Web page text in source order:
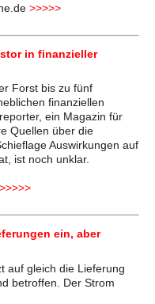
>>>>>
in finanzieller
Forst bis zu fünf
finanziellen
ein Magazin für
Quellen über die
Auswirkungen auf
ist noch unklar.
>>>>>
ein, aber
auf gleich die Lieferung
betroffen. Der Strom